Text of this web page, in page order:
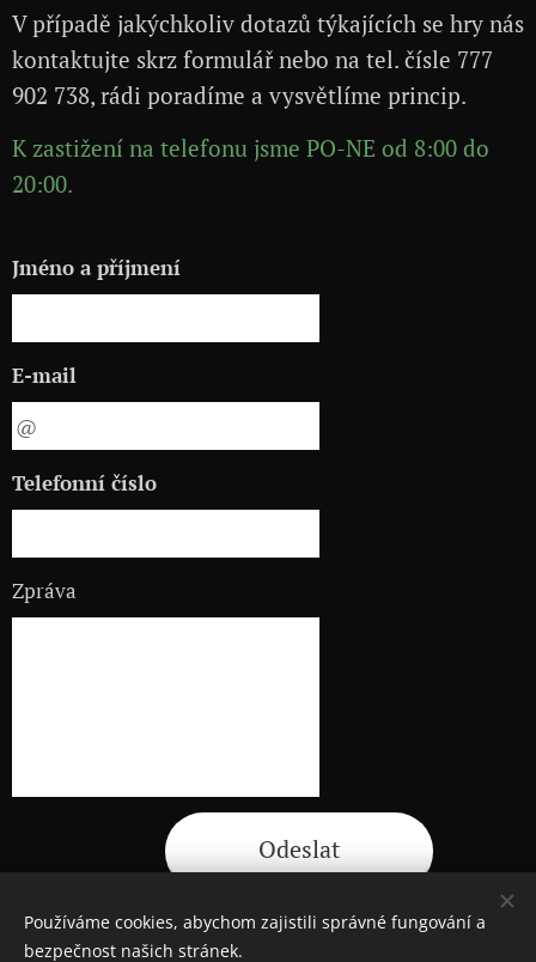
V případě jakýchkoliv dotazů týkajících se hry nás
kontaktujte skrz formulář nebo na tel. čísle 777
902 738, rádi poradíme a vysvětlíme princip.
K zastižení na telefonu jsme PO-NE od 8:00 do
20:00.
Jméno a příjmení
E-mail
Telefonní číslo
Zpráva
Odeslat
Používáme cookies, abychom zajistili správné fungování a
bezpečnost našich stránek.